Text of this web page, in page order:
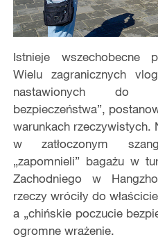
Istnieje wszechobecne
Wielu zagranicznych
nastawionych do
bezpieczeństwa”,
warunkach rzeczywistych.
w zatłoczonym
„zapomnieli” bagażu w
Zachodniego w
rzeczy wróciły do
a „chińskie poczucie
ogromne wrażenie.